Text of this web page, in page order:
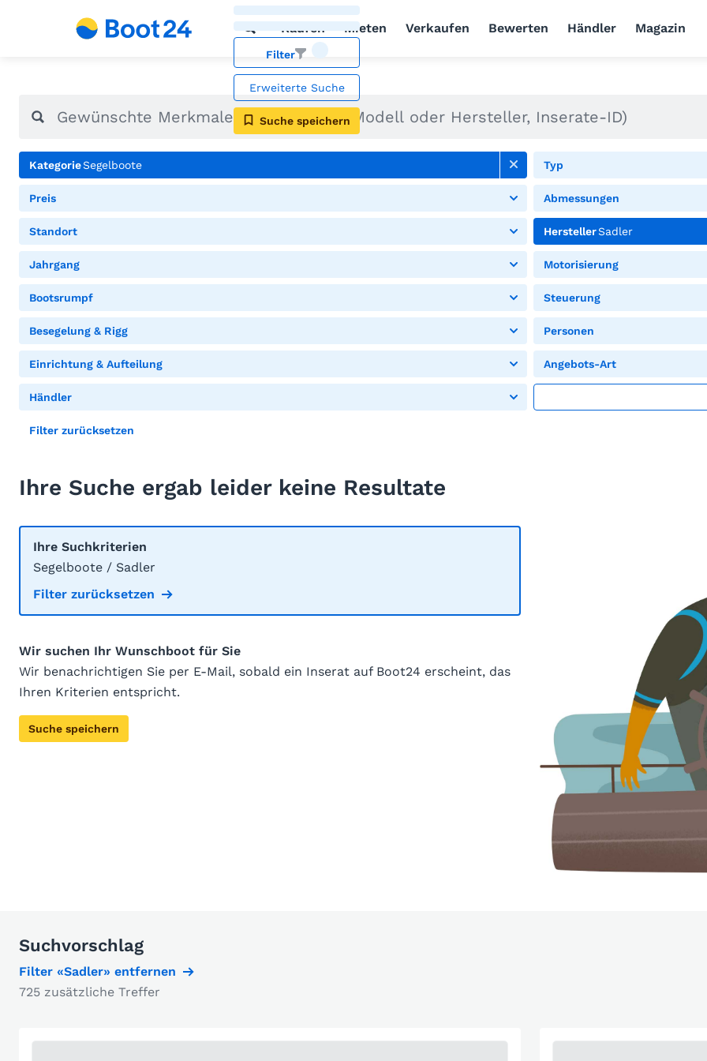
Kaufen Mieten Verkaufen Bewerten Händler Magazin
Filter
Erweiterte Suche
Suche speichern
KategorieSegelboote Typ
Preis Abmessungen
Standort HerstellerSadler
Jahrgang Motorisierung
Bootsrumpf Steuerung
Besegelung & Rigg Personen
Einrichtung & Aufteilung Angebots-Art
Händler
Filter zurücksetzen
Ihre Suche ergab leider keine Resultate
Ihre Suchkriterien
Segelboote / Sadler
Filter zurücksetzen
Wir suchen Ihr Wunschboot für Sie
Wir benachrichtigen Sie per E-Mail, sobald ein Inserat auf Boot24 erscheint, das
Ihren Kriterien entspricht.
Suche speichern
Suchvorschlag
Filter «Sadler» entfernen
725 zusätzliche Treffer